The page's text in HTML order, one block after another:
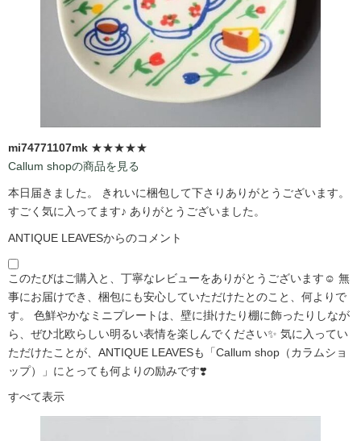
mi74771107mk ★★★★★
Callum shopの商品を見る
本日届きました。 きれいに梱包して下さりありがとうございます。
すごく気に入ってます♪ ありがとうございました。
ANTIQUE LEAVESからのコメント
このたびはご購入と、丁寧なレビューをありがとうございます☺️ 無
事にお届けでき、梱包にも安心していただけたとのこと、何よりで
す。 色鮮やかなミニプレートは、壁に掛けたり棚に飾ったりしなが
ら、ぜひ北欧らしい明るい表情を楽しんでください✨ 気に入ってい
ただけたことが、ANTIQUE LEAVESも「Callum shop（カラムショ
ップ）」にとっても何よりの励みです❣️
すべて表示